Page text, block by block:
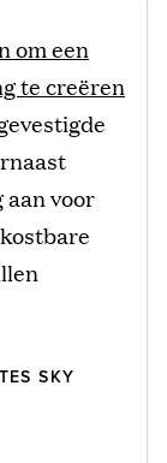
om een
te creëren
voor
SKY